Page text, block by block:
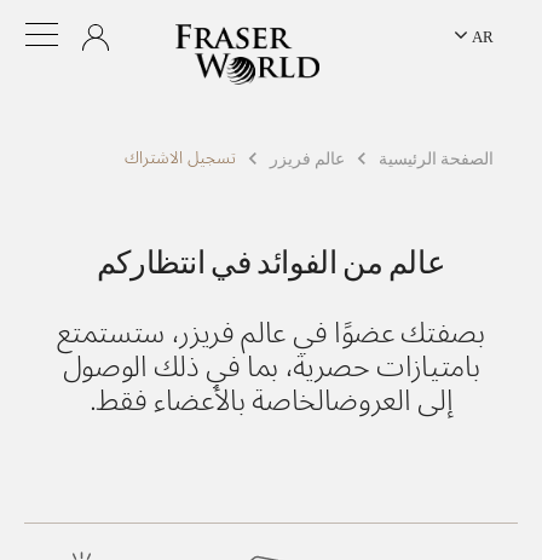
AR
الصفحة الرئيسية عالم فريزر تسجيل الاشتراك
عالم من الفوائد في انتظاركم
بصفتك عضوًا في عالم فريزر، ستستمتع
بامتيازات حصرية، بما في ذلك الوصول
إلى العروضالخاصة بالأعضاء فقط.